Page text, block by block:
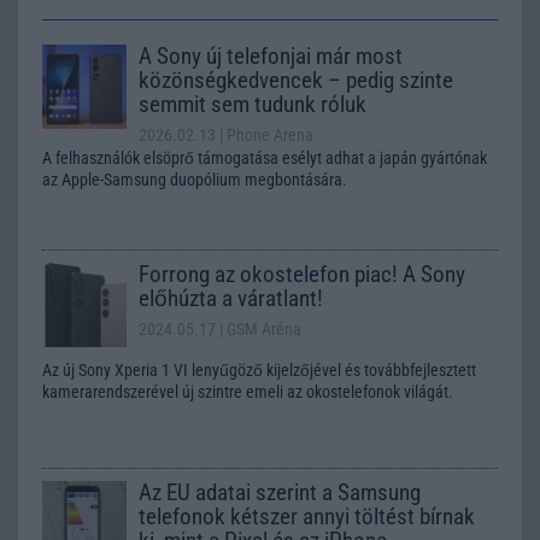
A Sony új telefonjai már most
közönségkedvencek – pedig szinte
semmit sem tudunk róluk
2026.02.13
| Phone Arena
A felhasználók elsöprő támogatása esélyt adhat a japán gyártónak
az Apple-Samsung duopólium megbontására.
Forrong az okostelefon piac! A Sony
előhúzta a váratlant!
2024.05.17 | GSM Aréna
Az új Sony Xperia 1 VI lenyűgöző kijelzőjével és továbbfejlesztett
kamerarendszerével új szintre emeli az okostelefonok világát.
Az EU adatai szerint a Samsung
telefonok kétszer annyi töltést bírnak